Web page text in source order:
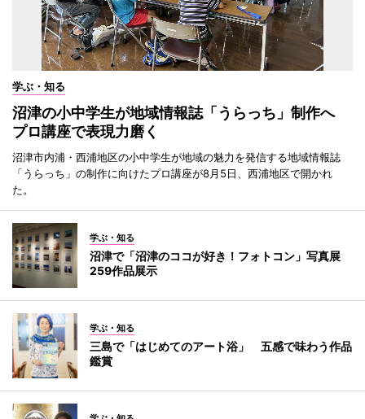
学ぶ・知る
沼津の小中学生が地域情報誌「うらっち」制作へ
プロ講座で表現力磨く
沼津市内浦・西浦地区の小中学生が地域の魅力を発信する地域情報誌
「うらっち」の制作に向けたプロ講座が8月5日、西浦地区で開かれ
た。
学ぶ・知る
沼津で「沼津のココが好き！フォトコン」写真展
259作品展示
学ぶ・知る
三島で「はじめてのアート浴」 五感で味わう作品
鑑賞